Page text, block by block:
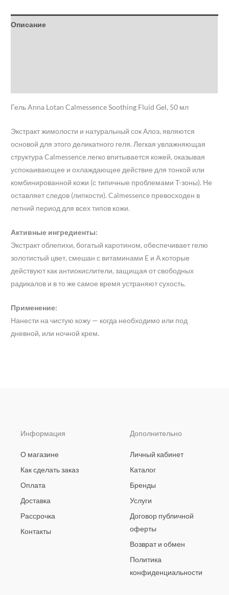
Описание
Гель Anna Lotan Calmessence Soothing Fluid Gel, 50 мл
Экстракт жимолости и натуральный сок Алоэ, являются
основой для этого деликатного геля. Легкая увлажняющая
структура Calmessence легко впитывается кожей, оказывая
успокаивающее и охлаждающее действие для тонкой или
комбинированной кожи (с типичные проблемами T-зоны). Не
оставляет следов (липкости). Calmessence превосходен в
летний период для всех типов кожи.
Активные ингредиенты:
Экстракт облепихи, богатый каротином, обеспечивает гелю
золотистый цвет, смешан с витаминами E и А которые
действуют как антиокислители, защищая от свободных
радикалов и в то же самое время устраняют сухость.
Применение:
Нанести на чистую кожу — когда необходимо или под
дневной, или ночной крем.
Информация
О магазине
Как сделать заказ
Оплата
Доставка
Рассрочка
Контакты
Дополнительно
Личный кабинет
Каталог
Бренды
Услуги
Договор публичной
оферты
Возврат и обмен
Политика
конфиденциальности